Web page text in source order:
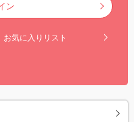
ン
お気に入りリスト